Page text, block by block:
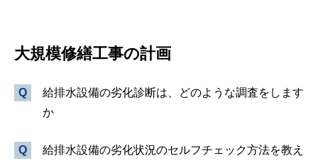
大規模修繕工事の計画
給排水設備の劣化診断は、どのような調査をします
か
給排水設備の劣化状況のセルフチェック方法を教え